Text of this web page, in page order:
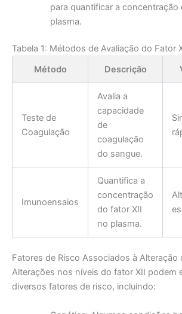
para quantificar a concentração
plasma.
Tabela 1: Métodos de Avaliação do Fator
Método
Descrição
Teste de
Coagulação
Avalia a
capacidade
de
coagulação
do sangue.
Imunoensaios
Quantifica a
concentração
do fator XII
no plasma.
Fatores de Risco Associados à Alteração
Alterações nos níveis do fator XII podem
diversos fatores de risco, incluindo: